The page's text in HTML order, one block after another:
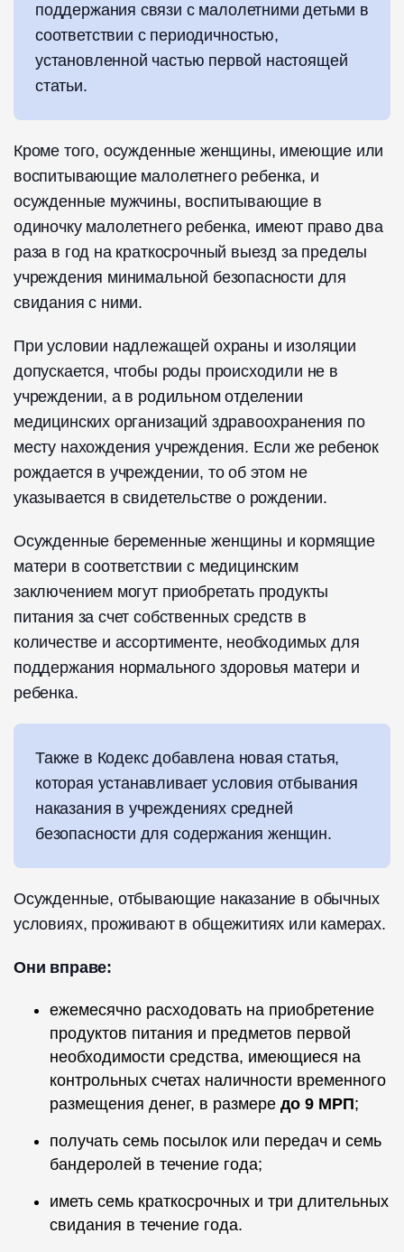
поддержания связи с малолетними детьми в
соответствии с периодичностью,
установленной частью первой настоящей
статьи.
Кроме того, осужденные женщины, имеющие или
воспитывающие малолетнего ребенка, и
осужденные мужчины, воспитывающие в
одиночку малолетнего ребенка, имеют право два
раза в год на краткосрочный выезд за пределы
учреждения минимальной безопасности для
свидания с ними.
При условии надлежащей охраны и изоляции
допускается, чтобы роды происходили не в
учреждении, а в родильном отделении
медицинских организаций здравоохранения по
месту нахождения учреждения. Если же ребенок
рождается в учреждении, то об этом не
указывается в свидетельстве о рождении.
Осужденные беременные женщины и кормящие
матери в соответствии с медицинским
заключением могут приобретать продукты
питания за счет собственных средств в
количестве и ассортименте, необходимых для
поддержания нормального здоровья матери и
ребенка.
Также в Кодекс добавлена новая статья,
которая устанавливает условия отбывания
наказания в учреждениях средней
безопасности для содержания женщин.
Осужденные, отбывающие наказание в обычных
условиях, проживают в общежитиях или камерах.
Они вправе:
ежемесячно расходовать на приобретение
продуктов питания и предметов первой
необходимости средства, имеющиеся на
контрольных счетах наличности временного
размещения денег, в размере до 9 МРП;
получать семь посылок или передач и семь
бандеролей в течение года;
иметь семь краткосрочных и три длительных
свидания в течение года.